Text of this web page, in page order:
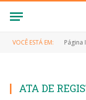
VOCÊ ESTÁ EM: Página
ATA DE